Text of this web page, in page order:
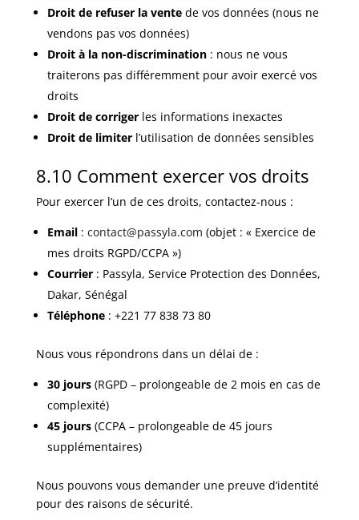
Droit de refuser la ventede vos données (nous ne
vendons pas vos données)
Droit à la non-discrimination: nous ne vous
traiterons pas différemment pour avoir exercé vos
droits
Droit de corrigerles informations inexactes
Droit de limiterl’utilisation de données sensibles
8.10 Comment exercer vos droits
Pour exercer l’un de ces droits, contactez-nous :
Email: contact@passyla.com (objet : « Exercice de
mes droits RGPD/CCPA »)
Courrier: Passyla, Service Protection des Données,
Dakar, Sénégal
Téléphone: +221 77 838 73 80
Nous vous répondrons dans un délai de :
30 jours(RGPD – prolongeable de 2 mois en cas de
complexité)
45 jours(CCPA – prolongeable de 45 jours
supplémentaires)
Nous pouvons vous demander une preuve d’identité
pour des raisons de sécurité.